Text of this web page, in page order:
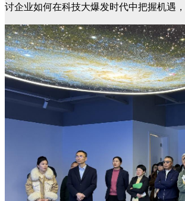
讨企业如何在科技大爆发时代中把握机遇，